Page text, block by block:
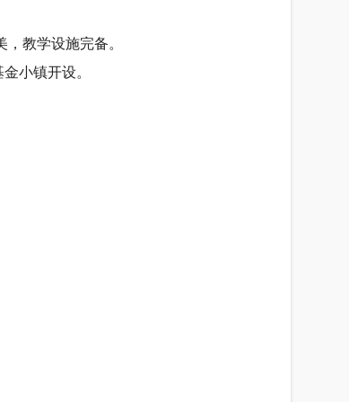
教学设施完备。
小镇开设。